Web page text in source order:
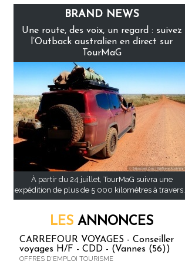
BRAND NEWS
Une route, des voix, un regard : suivez
l’Outback australien en direct sur
TourMaG
À partir du 24 juillet, TourMaG suivra une
expédition de plus de 5 000 kilomètres à travers...
LES ANNONCES
CARREFOUR VOYAGES - Conseiller
voyages H/F - CDD - (Vannes (56))
OFFRES D'EMPLOI TOURISME